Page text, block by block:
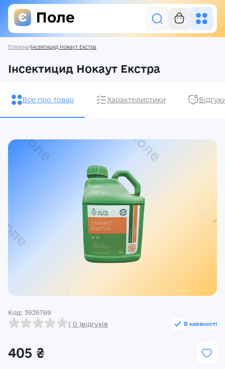
Насіння
Акції
Реєстрація
Головна/Інсектицид Нокаут Екстра
Інсектицид Нокаут Екстра
Все про товар Характеристики
Код: 3926769
В наявності
( 0 )відгуків
405 ₴